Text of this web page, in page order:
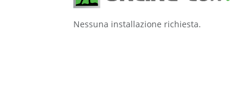
Nessuna installazione richiesta.